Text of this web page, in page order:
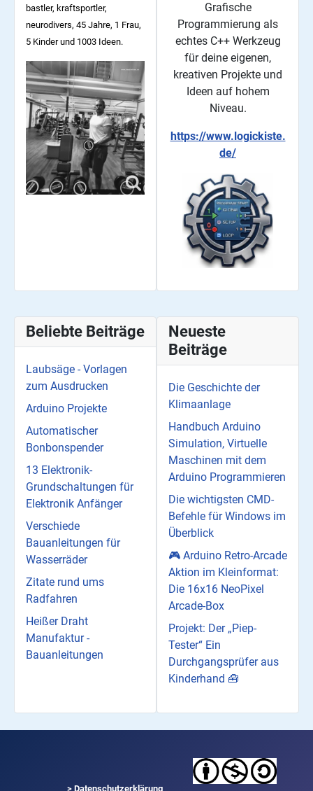
bastler, kraftsportler,
neurodivers, 45 Jahre, 1 Frau,
5 Kinder und 1003 Ideen.
Grafische
Programmierung als
echtes C++ Werkzeug
für deine eigenen,
kreativen Projekte und
Ideen auf hohem
Niveau.
https://www.logickiste.
de/
Beliebte Beiträge
Laubsäge - Vorlagen
zum Ausdrucken
Arduino Projekte
Automatischer
Bonbonspender
13 Elektronik-
Grundschaltungen für
Elektronik Anfänger
Verschiede
Bauanleitungen für
Wasserräder
Zitate rund ums
Radfahren
Heißer Draht
Manufaktur -
Bauanleitungen
Neueste
Beiträge
Die Geschichte der
Klimaanlage
Handbuch Arduino
Simulation, Virtuelle
Maschinen mit dem
Arduino Programmieren
Die wichtigsten CMD-
Befehle für Windows im
Überblick
🎮 Arduino Retro-Arcade
Aktion im Kleinformat:
Die 16x16 NeoPixel
Arcade-Box
Projekt: Der „Piep-
Tester“ Ein
Durchgangsprüfer aus
Kinderhand 🧰
> Datenschutzerklärung